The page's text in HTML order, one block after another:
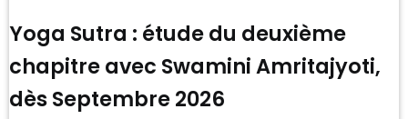
Yoga Sutra : étude du deuxième
chapitre avec Swamini Amritajyoti,
dès Septembre 2026